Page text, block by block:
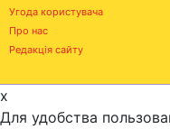
Угода користувача
Про нас
Редакція сайту
x
Для удобства